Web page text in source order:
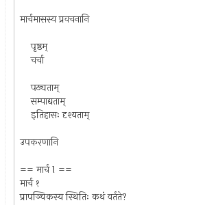
मार्चमासस्य प्रवचनानि
पृष्ठम्
चर्चा
पठ्यताम्
सम्पाद्यताम्
इतिहासः दृश्यताम्
उपकरणानि
== मार्च 1 ==
मार्च १
प्रापञ्चिकस्य स्थितिः कथं वर्तते?